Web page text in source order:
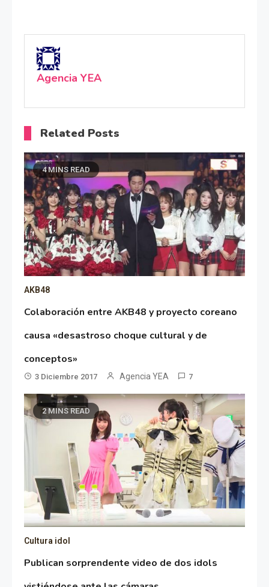
Agencia YEA
Related Posts
4 MINS READ
AKB48
Colaboración entre AKB48 y proyecto coreano
causa «desastroso choque cultural y de
conceptos»
3 Diciembre 2017 Agencia YEA 7
2 MINS READ
Cultura idol
Publican sorprendente video de dos idols